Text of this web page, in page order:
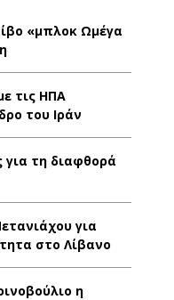
«μπλοκ Ωμέγα
τις ΗΠΑ
του Ιράν
τη διαφθορά
για
στο Λίβανο
η